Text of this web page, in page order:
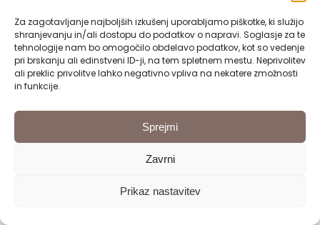
Za zagotavljanje najboljših izkušenj uporabljamo piškotke, ki služijo
shranjevanju in/ali dostopu do podatkov o napravi. Soglasje za te
tehnologije nam bo omogočilo obdelavo podatkov, kot so vedenje
pri brskanju ali edinstveni ID-ji, na tem spletnem mestu. Neprivolitev
ali preklic privolitve lahko negativno vpliva na nekatere zmožnosti
in funkcije.
Sprejmi
Zavrni
Prikaz nastavitev